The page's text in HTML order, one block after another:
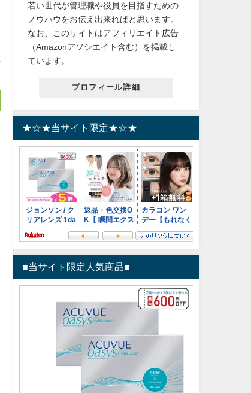
若い世代が管理職や役員を目指すための
ノウハウをお伝え出来ればと思います。
なお、このサイトはアフィリエイト広告
（Amazonアソシエイト含む）を掲載し
ています。
プロフィール詳細
★☆★当サイト限定★☆★
■当サイト限定人気商品■